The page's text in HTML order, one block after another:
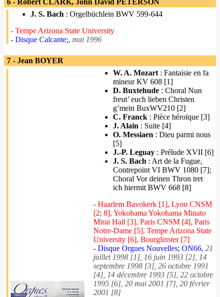
6 - Robert CLARK, John David PETERSON
J. S. Bach : Orgelbüchlein BWV 599-644
- Tempe Arizona State University
- Disque Calcante;, mai 1996
7 - Jean BOYER
W. A. Mozart : Fantaisie en fa
mineur KV 608 [1]
D. Buxtehude : Choral Nun
freut’ euch lieben Christen
g’mein BuxWV210 [2]
C. Franck : Pièce héroïque [3]
J. Alain : Suite [4]
O. Messiaen : Dieu parmi nous
[5]
J.-P. Leguay : Prélude XVII [6]
J. S. Bach : Art de la Fugue,
Contrepoint VI BWV 1080 [7];
Choral Vor deinen Thron tret
ich hiermit BWV 668 [8]
- Haarlem Bavokerk [1], Lyon CNSM
[2; 8], Yokohama Yokohama Minato
Mirai Hall [3], Paris CNSM [4], Paris
Notre-Dame [5], Tempe Arizona State
University [6], Bourglinster [7]
- Disque Orgues Nouvelles; ON66, 21
juillet 1998 [1], 16 juin 1993 [2], 14
septembre 1998 [3], 26 octobre 1991
[4], 14 décembre 1993 [5], 22 octobre
1995 [6], 20 mai 2001 [7], 20 février
2001 [8]